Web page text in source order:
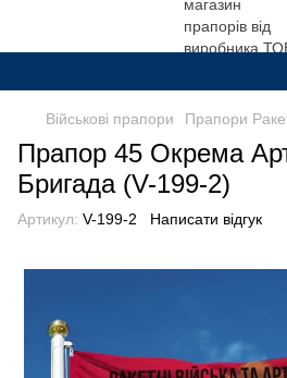
Військові прапори Прапори
Прапор 45 Окрема
Бригада (V-199-2)
Артикул: V-199-2 Написати відгук